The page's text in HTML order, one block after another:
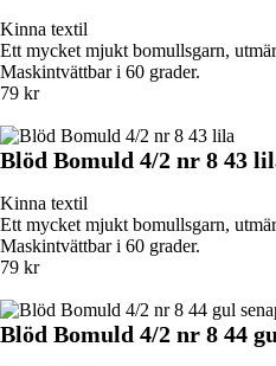
Kinna textil
Ett mycket mjukt bomullsgarn,
Maskintvättbar i 60 grader.
79 kr
Blöd Bomuld 4/2 nr 8 43
Kinna textil
Ett mycket mjukt bomullsgarn,
Maskintvättbar i 60 grader.
79 kr
Blöd Bomuld 4/2 nr 8 44